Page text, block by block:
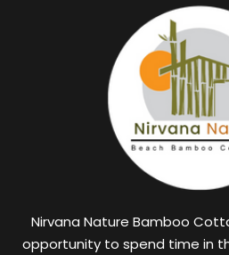
Nirvana Nature Bamboo
opportunity to spend time in